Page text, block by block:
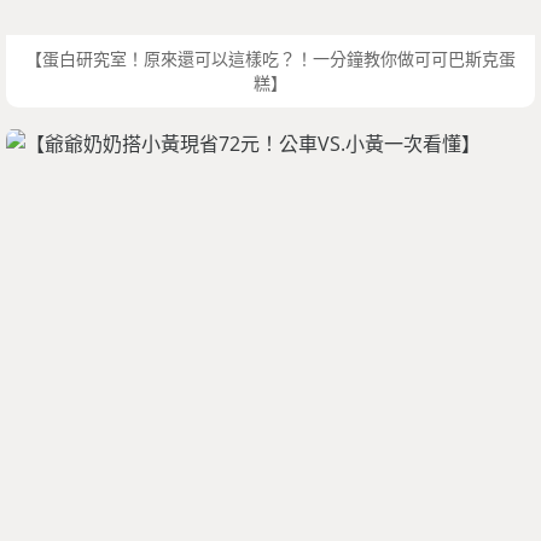
【蛋白研究室！原來還可以這樣吃？！一分鐘教你做可可巴斯克蛋
糕】